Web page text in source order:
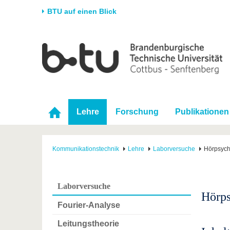
BTU auf einen Blick
Universität
Karriere & Engagement
Partnerschaften &
Strukturwandel
Forschung
Förderung
Wissenschaftlicher
Nachwuchs
Im
Lehre Forschung Publikationen
Kommunikationstechnik Lehre Laborversuche
Laborversuche
Fourier-Analyse
Leitungstheorie